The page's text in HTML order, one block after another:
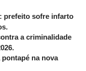
prefeito sofre infarto
a criminalidade
pontapé na nova